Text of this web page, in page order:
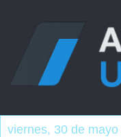
viernes, 30 de